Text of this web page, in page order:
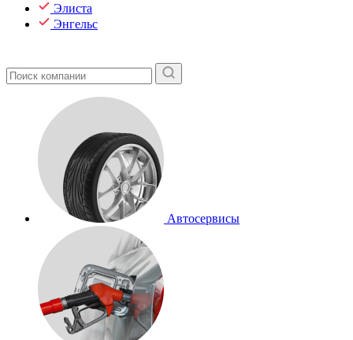
Элиста
Энгельс
Автосервисы